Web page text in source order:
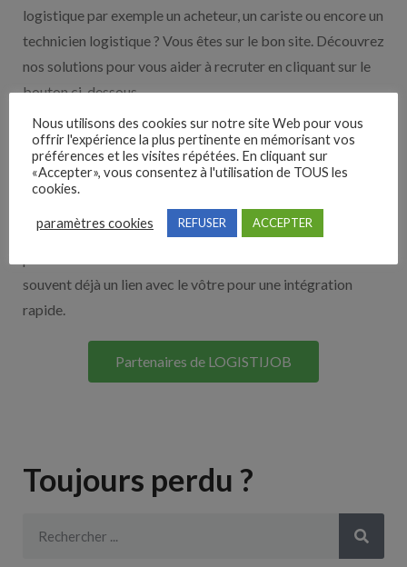
logistique par exemple un acheteur, un cariste ou encore un
technicien logistique ? Vous êtes sur le bon site. Découvrez
nos solutions pour vous aider à recruter en cliquant sur le
bouton ci-dessous.
Nos solutions entreprises
Découvrez nos partenaires ! Moteurs de recherches,
multidiffuseurs, sites payant… nombreux sont nos
souvent déjà un lien avec le vôtre pour une intégration
rapide.
Partenaires de LOGISTIJOB
Toujours perdu ?
Nous utilisons des cookies sur notre site Web pour vous
offrir l'expérience la plus pertinente en mémorisant vos
préférences et les visites répétées. En cliquant sur
«Accepter», vous consentez à l'utilisation de TOUS les
cookies.
paramètres cookies REFUSER ACCEPTER